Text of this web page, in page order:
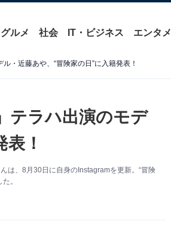
グルメ 社会 IT・ビジネス エンタメ
・近藤あや、“冒険家の日”に入籍発表！
テラハ出演のモデ
！
は、8月30日に自身のInstagramを更新。“冒険
。